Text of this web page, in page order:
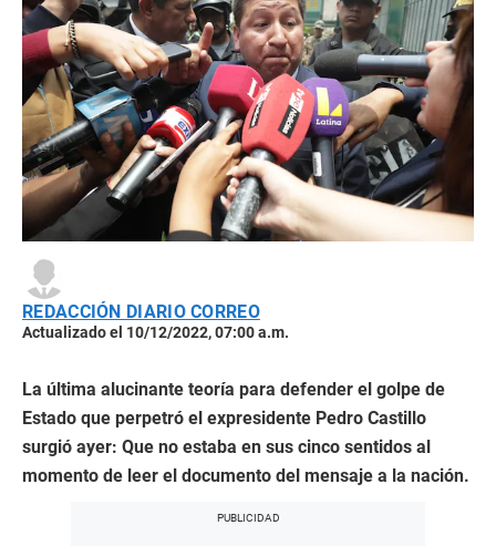
REDACCIÓN DIARIO CORREO
Actualizado el 10/12/2022, 07:00 a.m.
La última alucinante teoría para defender el golpe de
Estado que perpetró el expresidente Pedro Castillo
surgió ayer: Que no estaba en sus cinco sentidos al
momento de leer el documento del mensaje a la nación.